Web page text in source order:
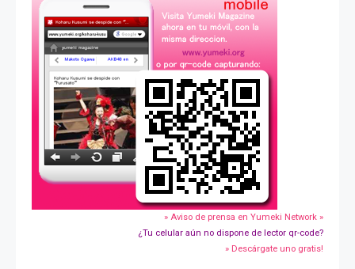
» Aviso de prensa en Yumeki Network »
¿Tu celular aún no dispone de lector qr-code?
» Descárgate uno gratis!